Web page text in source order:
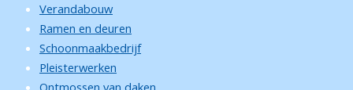
Verandabouw
Ramen en deuren
Schoonmaakbedrijf
Pleisterwerken